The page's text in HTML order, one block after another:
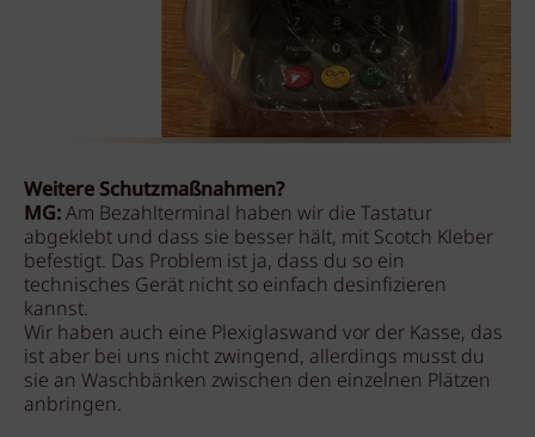
Weitere Schutzmaßnahmen?
MG:Am Bezahlterminal haben wir die Tastatur
abgeklebt und dass sie besser hält, mit Scotch Kleber
befestigt. Das Problem ist ja, dass du so ein
technisches Gerät nicht so einfach desinfizieren
kannst.
Wir haben auch eine Plexiglaswand vor der Kasse, das
ist aber bei uns nicht zwingend, allerdings musst du
sie an Waschbänken zwischen den einzelnen Plätzen
anbringen.